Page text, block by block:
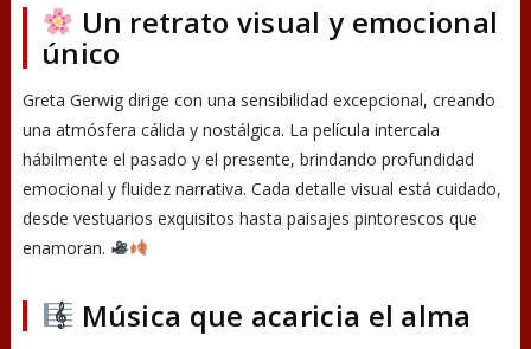
Un retrato visual y emocional
único
Greta Gerwig dirige con una sensibilidad excepcional, creando
una atmósfera cálida y nostálgica. La película intercala
hábilmente el pasado y el presente, brindando profundidad
emocional y fluidez narrativa. Cada detalle visual está cuidado,
desde vestuarios exquisitos hasta paisajes pintorescos que
enamoran.
Música que acaricia el alma